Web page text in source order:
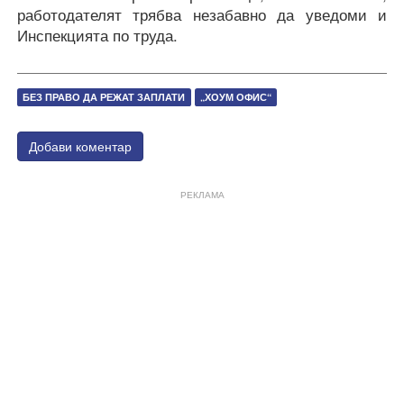
работодателят трябва незабавно да уведоми и
Инспекцията по труда.
БЕЗ ПРАВО ДА РЕЖАТ ЗАПЛАТИ „ХОУМ ОФИС“
Добави коментар
РЕКЛАМА